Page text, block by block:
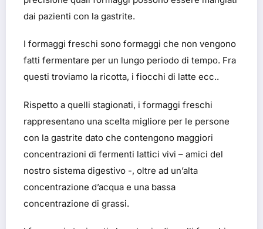
dai pazienti con la gastrite.
I formaggi freschi sono formaggi che non vengono
fatti fermentare per un lungo periodo di tempo. Fra
questi troviamo la ricotta, i fiocchi di latte ecc..
Rispetto a quelli stagionati, i formaggi freschi
rappresentano una scelta migliore per le persone
con la gastrite dato che contengono maggiori
concentrazioni di fermenti lattici vivi – amici del
nostro sistema digestivo -, oltre ad un’alta
concentrazione d’acqua e una bassa
concentrazione di grassi.